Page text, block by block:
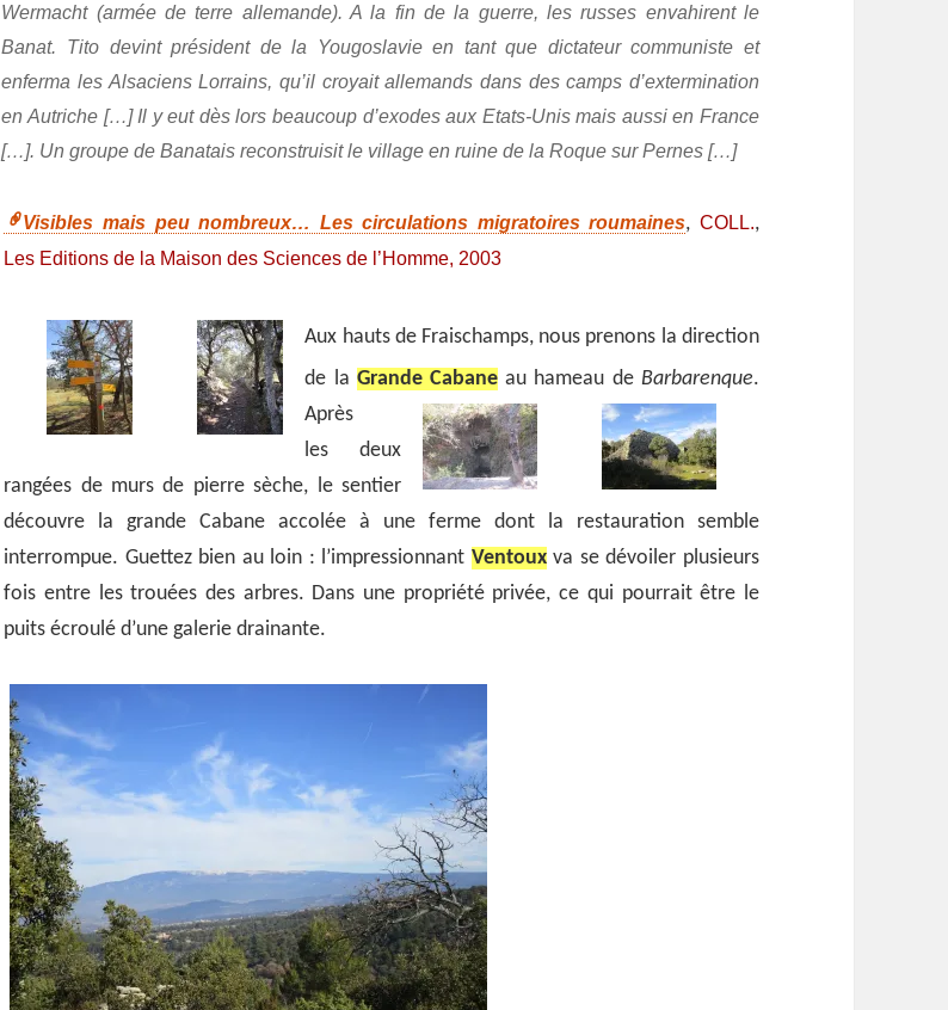
Wermacht (armée de terre allemande). A la fin de la guerre, les russes envahirent le
Banat. Tito devint président de la Yougoslavie en tant que dictateur communiste et
enferma les Alsaciens Lorrains, qu’il croyait allemands dans des camps d’extermination
en Autriche […] Il y eut dès lors beaucoup d’exodes aux Etats-Unis mais aussi en France
[…]. Un groupe de Banatais reconstruisit le village en ruine de la Roque sur Pernes […]
Visibles mais peu nombreux… Les circulations migratoires roumaines, COLL.,
Les Editions de la Maison des Sciences de l’Homme, 2003
Aux hauts de Fraischamps, nous prenons la direction
de la Grande Cabane au hameau de Barbarenque.
Après
les deux
rangées de murs de pierre sèche, le sentier
découvre la grande Cabane accolée à une ferme dont la restauration semble
interrompue. Guettez bien au loin : l’impressionnant Ventouxva se dévoiler plusieurs
fois entre les trouées des arbres. Dans une propriété privée, ce qui pourrait être le
puits écroulé d’une galerie drainante.